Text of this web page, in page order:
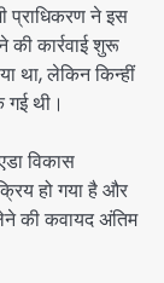
प्राधिकरण ने इस
की कार्रवाई शुरू
था, लेकिन किन्हीं
गई थी।
विकास
हो गया है और
की कवायद अंतिम